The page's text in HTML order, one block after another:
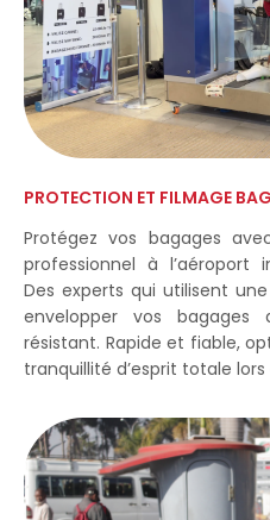
PROTECTION ET FILMAGE
Protégez vos bagages
professionnel à l’aéroport
Des experts qui utilisent
envelopper vos
résistant. Rapide et fiable,
tranquillité d’esprit totale